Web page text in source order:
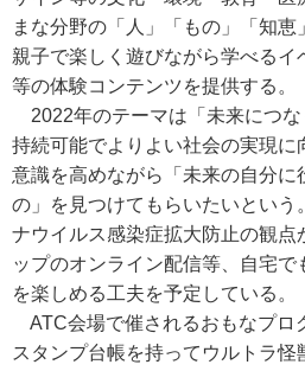
まな分野の「人」「もの」「知恵
親子で楽しく遊びながら学べる
等の体験コンテンツを提供する。
2022年のテーマは「未来につな
持続可能でよりよい社会の実現に
意識を高めながら「未来の自分に
の」を見つけてもらいたいという
ナウイルス感染症拡大防止の観点
ップのオンライン配信等、自宅で
を楽しめる工夫を予定している。
ATC会場で催されるおもなプロ
スタンプ台帳を持ってウルトラ